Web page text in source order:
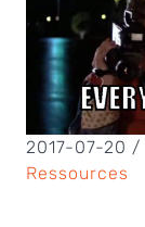
2017-07-20 /
Ressources